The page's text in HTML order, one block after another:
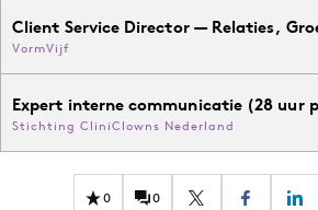
Client Service Director — Relaties,
VormVijf
Expert interne communicatie (28 uur
Stichting CliniClowns Nederland
0 0